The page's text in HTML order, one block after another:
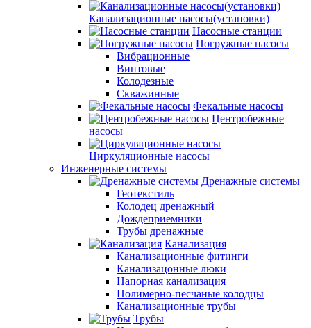
Канализационные насосы(установки)
Насосные станции
Погружные насосы
Вибрационные
Винтовые
Колодезные
Скважинные
Фекальные насосы
Центробежные
насосы
Циркуляционные насосы
Инженерные системы
Дренажные системы
Геотекстиль
Колодец дренажный
Дождеприемники
Трубы дренажные
Канализация
Канализационные фитинги
Канализацонные люки
Напорная канализация
Полимерно-песчаные колодцы
Канализационные трубы
Трубы